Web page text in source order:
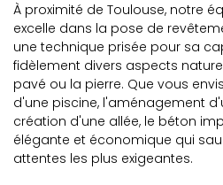
À proximité de Toulouse, notre
excelle dans la pose de
une technique prisée pour sa
fidèlement divers aspects
pavé ou la pierre. Que vous
d'une piscine, l'aménagement
création d'une allée, le béton
élégante et économique qui
attentes les plus exigeantes.